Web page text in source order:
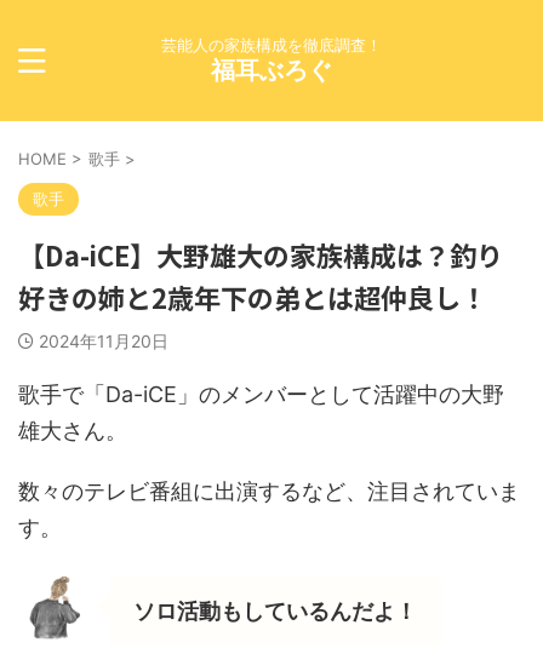
芸能人の家族構成を徹底調査！
福耳ぶろぐ
HOME > 歌手 >
歌手
【Da-iCE】大野雄大の家族構成は？釣り
好きの姉と2歳年下の弟とは超仲良し！
2024年11月20日
歌手で「Da-iCE」のメンバーとして活躍中の大野
雄大さん。
数々のテレビ番組に出演するなど、注目されていま
す。
ソロ活動もしているんだよ！